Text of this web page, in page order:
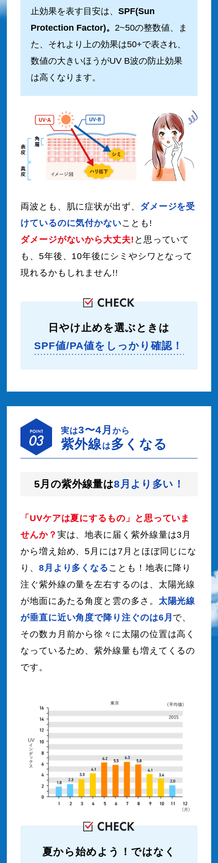
止効果を表す目安は、 SPF(Sun
Protection Factor)。 2~50の整数値、ま
た、それより上の効果は50+で表され、
数値の大きいほうがUV B波の防止効果
は高くなります。
両波とも、肌に症状が出ず、 ダメージを受
けているのに気付かないことも!
ダメージがないから大丈夫! と思っていて
も、 5年後、10年後にシミやシワとなって
現れるかもしれません!!
日やけ止めを選ぶときは
SPF値/PA値をしっかり確認！
実は3〜4月 から
紫外線 は多くなる
5月の紫外線量は8月より多い！
「UVケアは夏にするもの」と思っていま
せんか？ 実は、地表に届く紫外線量は3月
から増え始め、5月には7月とほぼ同じにな
り、 8月より多くなる ことも！地表に降り
注ぐ紫外線の量を左右するのは、 太陽光線
が地面にあたる角度と雲の多さ。 太陽光線
が垂直に近い角度で降り注ぐのは6月 で、
その数カ月前から徐々に太陽の位置は高く
なっているため、紫外線量も増えてくるの
です。
夏から始めよう！ではなく